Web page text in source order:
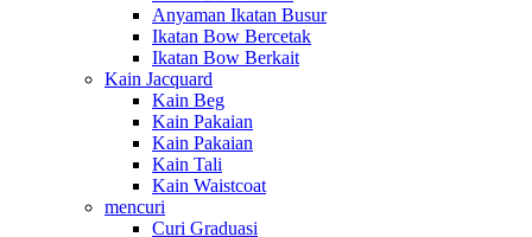
Anyaman Ikatan Busur
Ikatan Bow Bercetak
Ikatan Bow Berkait
Kain Jacquard
Kain Beg
Kain Pakaian
Kain Pakaian
Kain Tali
Kain Waistcoat
mencuri
Curi Graduasi